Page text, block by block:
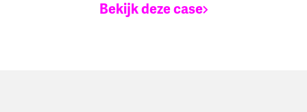
Bekijk deze case